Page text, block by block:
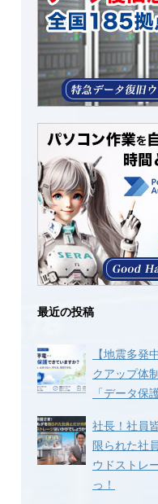
最近の投稿
【地震多発
クアップ体
「データ保
社長！社員
限られた社
ウドストレ
っ！